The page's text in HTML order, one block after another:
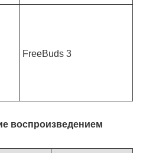
FreeBuds 3
воспроизведением